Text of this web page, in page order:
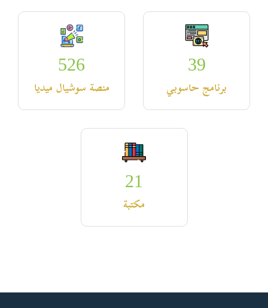
39
برنامج حاسوبي
526
منصة سوشيال ميديا
21
مكتبة